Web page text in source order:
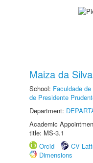
Maiza da
School: Faculdade
de Presidente
Department:
Academic
title: MS-3.1
Orcid
CV
Dimensions